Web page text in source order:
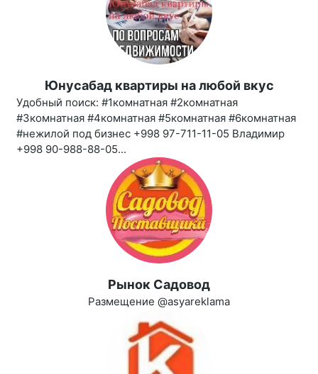
Юнусабад квартиры на любой вкус
Удобный поиск: #1комнатная #2комнатная
#3комнатная #4комнатная #5комнатная #6комнатная
#нежилой под бизнес +998 97-711-11-05 Владимир
+998 90-988-88-05...
Рынок Садовод
Размещение @asyareklama